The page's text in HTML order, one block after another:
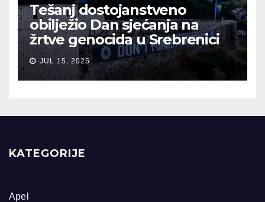
Tešanj dostojanstveno
obilježio Dan sjećanja na
žrtve genocida u Srebrenici
JUL 15, 2025
KATEGORIJE
Apel